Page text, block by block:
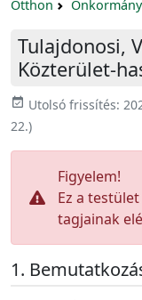
Otthon
Tulajdonosi,
Közterület-
event_available Utolsó frissítés:
22.)
Figyelem!
Ez a
tagjainak